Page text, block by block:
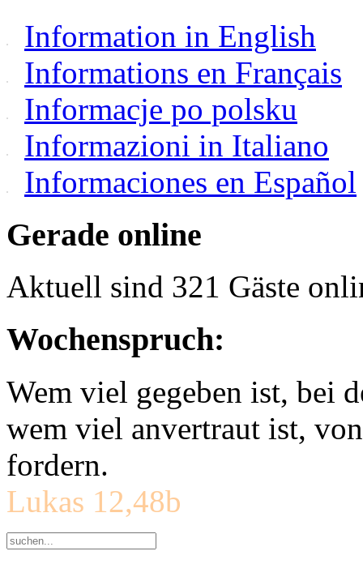
Information in English
Informations en Français
Informacje po polsku
Informazioni in Italiano
Informaciones en Español
Gerade online
Aktuell sind 321 Gäste
Wochenspruch:
Wem viel gegeben ist, bei
wem viel anvertraut ist,
fordern.
Lukas 12,48b